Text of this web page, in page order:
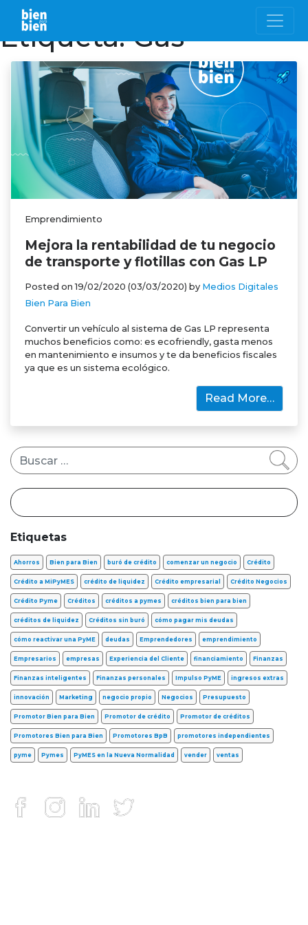
Etiqueta:Gas
Emprendimiento
Mejora la rentabilidad de tu negocio
de transporte y flotillas con Gas LP
Posted on19/02/2020 (03/03/2020) by Medios Digitales
Bien Para Bien
Convertir un vehículo al sistema de Gas LP representa
muchos beneficios como: es ecofriendly, gasta menos
en mantenimiento e insumos y te da beneficios fiscales
ya que es un sistema ecológico.
Read More…
Buscar
Etiquetas
Ahorros Bien para Bien buró de crédito comenzar un negocio Crédito
Crédito a MiPyMES crédito de liquidez Crédito empresarial Crédito Negocios
Crédito Pyme Créditos créditos a pymes créditos bien para bien
créditos de liquidez Créditos sin buró cómo pagar mis deudas
cómo reactivar una PyME deudas Emprendedores emprendimiento
Empresarios empresas Experiencia del Cliente financiamiento Finanzas
Finanzas inteligentes Finanzas personales Impulso PyME ingresos extras
innovación Marketing negocio propio Negocios Presupuesto
Promotor Bien para Bien Promotor de crédito Promotor de créditos
Promotores Bien para Bien Promotores BpB promotores independientes
pyme Pymes PyMES en la Nueva Normalidad vender ventas